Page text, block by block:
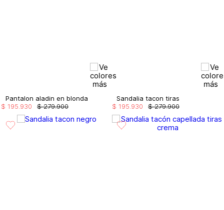
Pantalon aladin en blonda
$ 279.900
$ 195 930
Sandalia tacon tiras
$ 279.900
$ 195 930